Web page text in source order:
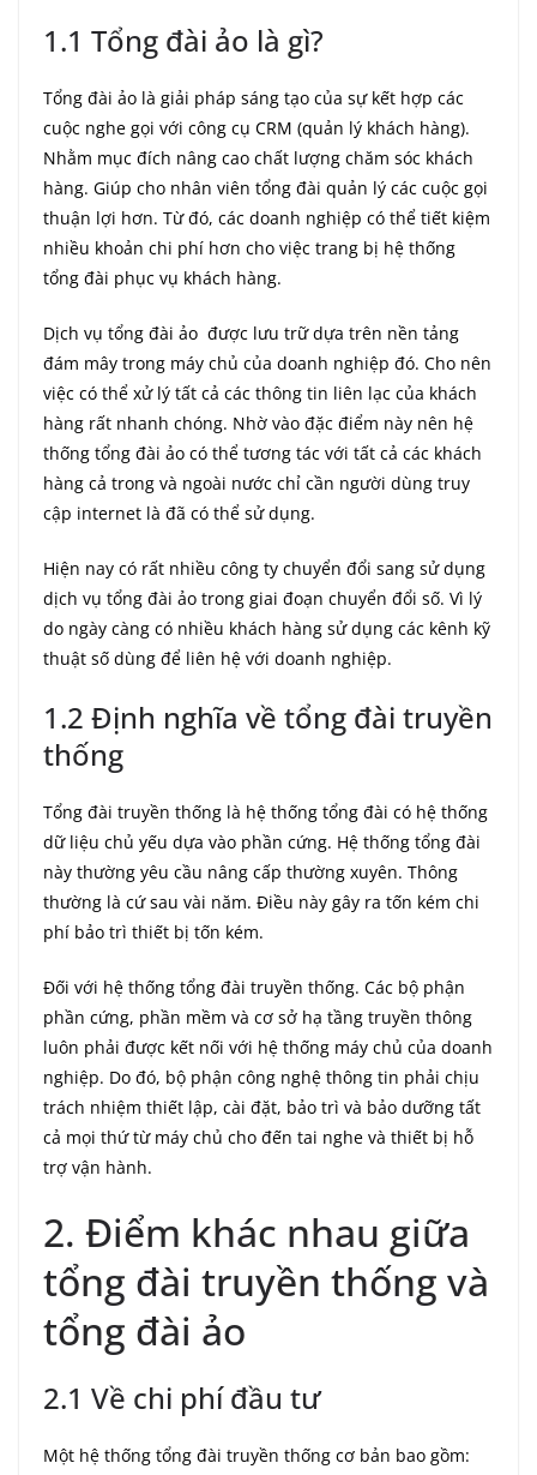
1.1 Tổng đài ảo là gì?
Tổng đài ảo là giải pháp sáng tạo của sự kết hợp các
cuộc nghe gọi với công cụ CRM (quản lý khách hàng).
Nhằm mục đích nâng cao chất lượng chăm sóc khách
hàng. Giúp cho nhân viên tổng đài quản lý các cuộc gọi
thuận lợi hơn. Từ đó, các doanh nghiệp có thể tiết kiệm
nhiều khoản chi phí hơn cho việc trang bị hệ thống
tổng đài phục vụ khách hàng.
Dịch vụ tổng đài ảo được lưu trữ dựa trên nền tảng
đám mây trong máy chủ của doanh nghiệp đó. Cho nên
việc có thể xử lý tất cả các thông tin liên lạc của khách
hàng rất nhanh chóng. Nhờ vào đặc điểm này nên hệ
thống tổng đài ảo có thể tương tác với tất cả các khách
hàng cả trong và ngoài nước chỉ cần người dùng truy
cập internet là đã có thể sử dụng.
Hiện nay có rất nhiều công ty chuyển đổi sang sử dụng
dịch vụ tổng đài ảo trong giai đoạn chuyển đổi số. Vì lý
do ngày càng có nhiều khách hàng sử dụng các kênh kỹ
thuật số dùng để liên hệ với doanh nghiệp.
1.2 Định nghĩa về tổng đài truyền
thống
Tổng đài truyền thống là hệ thống tổng đài có hệ thống
dữ liệu chủ yếu dựa vào phần cứng. Hệ thống tổng đài
này thường yêu cầu nâng cấp thường xuyên. Thông
thường là cứ sau vài năm. Điều này gây ra tốn kém chi
phí bảo trì thiết bị tốn kém.
Đối với hệ thống tổng đài truyền thống. Các bộ phận
phần cứng, phần mềm và cơ sở hạ tầng truyền thông
luôn phải được kết nối với hệ thống máy chủ của doanh
nghiệp. Do đó, bộ phận công nghệ thông tin phải chịu
trách nhiệm thiết lập, cài đặt, bảo trì và bảo dưỡng tất
cả mọi thứ từ máy chủ cho đến tai nghe và thiết bị hỗ
trợ vận hành.
2. Điểm khác nhau giữa
tổng đài truyền thống và
tổng đài ảo
2.1 Về chi phí đầu tư
Một hệ thống tổng đài truyền thống cơ bản bao gồm: